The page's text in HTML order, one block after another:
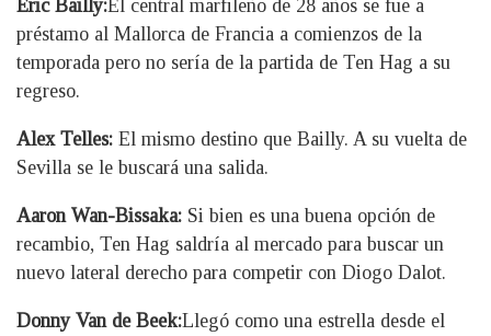
Eric Bailly:El central marfileño de 28 años se fue a
préstamo al Mallorca de Francia a comienzos de la
temporada pero no sería de la partida de Ten Hag a su
regreso.
Alex Telles: El mismo destino que Bailly. A su vuelta de
Sevilla se le buscará una salida.
Aaron Wan-Bissaka: Si bien es una buena opción de
recambio, Ten Hag saldría al mercado para buscar un
nuevo lateral derecho para competir con Diogo Dalot.
Donny Van de Beek:Llegó como una estrella desde el